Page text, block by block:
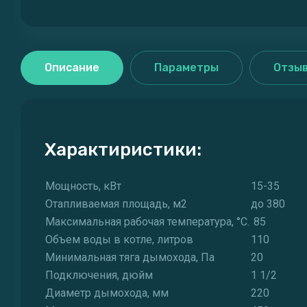
Описание Параметры
Характиристики:
Мощность, кВт
15-35
Отапливаемая площадь, м2
до 380
Максимальная рабочая температура, °C. 85
Объем воды в котле, литров
110
Минимальная тяга дымохода, Па
20
Подключения, дюйм
1 1/2
Диаметр дымохода, мм
220